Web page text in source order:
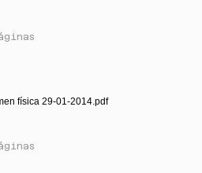
física 29-01-2014.pdf